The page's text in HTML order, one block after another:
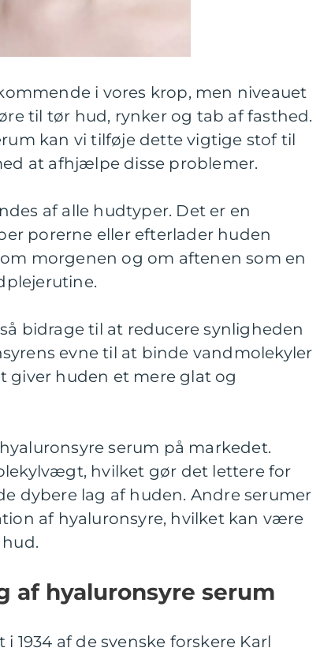
i vores krop, men niveauet
til tør hud, rynker og tab af fasthed.
kan vi tilføje dette vigtige stof til
at afhjælpe disse problemer.
af alle hudtyper. Det er en
porerne eller efterlader huden
morgenen og om aftenen som en
bidrage til at reducere synligheden
evne til at binde vandmolekyler
giver huden et mere glat og
serum på markedet.
hvilket gør det lettere for
dybere lag af huden. Andre serumer
af hyaluronsyre, hvilket kan være
af hyaluronsyre serum
1934 af de svenske forskere Karl